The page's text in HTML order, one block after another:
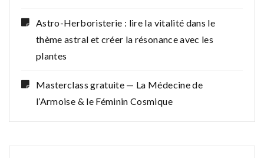
Astro-Herboristerie : lire la vitalité dans le
thème astral et créer la résonance avec les
plantes
Masterclass gratuite — La Médecine de
l’Armoise & le Féminin Cosmique